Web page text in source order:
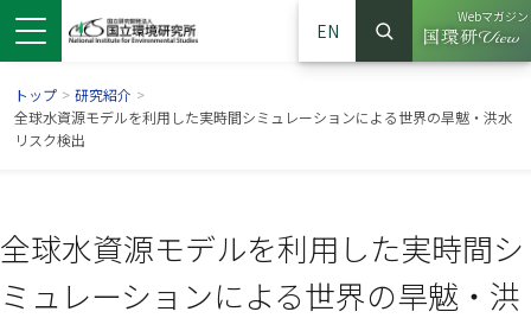
EN
サイト内検索
検索
Webマガジン
（別ウイ
トップ > 研究紹介 >
全球水資源モデルを利用した実時間シミュレーションによる世界の旱魃・洪水
リスク検出
全球水資源モデルを利用した実時間シ
ミュレーションによる世界の旱魃・洪